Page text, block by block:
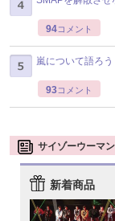
94コメント
嵐について語ろう
93コメント
サイゾーウーマン
新着商品